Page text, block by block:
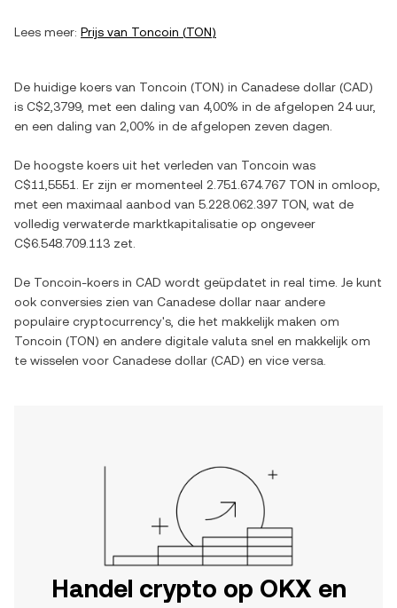
Lees meer: Prijs van Toncoin (TON)
De huidige koers van Toncoin (TON) in Canadese dollar (CAD)
is C$2,3799 , met een daling van 4,00% in de afgelopen 24 uur,
en een daling van 2,00% in de afgelopen zeven dagen.
De hoogste koers uit het verleden van Toncoin was
C$11,5551
. Er zijn er momenteel 2.751.674.767 TON in omloop,
met een maximaal aanbod van 5.228.062.397 TON , wat de
volledig verwaterde marktkapitalisatie op ongeveer
C$6.548.709.113 zet.
De Toncoin-koers in CAD wordt geüpdatet in real time. Je kunt
ook conversies zien van Canadese dollar naar andere
populaire cryptocurrency's, die het makkelijk maken om
Toncoin (TON) en andere digitale valuta snel en makkelijk om
te wisselen voor Canadese dollar (CAD) en vice versa.
Handel crypto op OKX en